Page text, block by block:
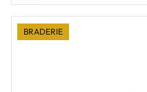
BRADERIE